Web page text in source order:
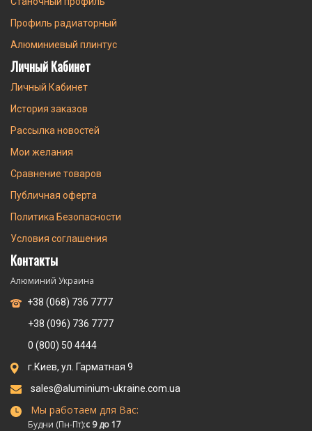
Профиль радиаторный
Алюминиевый плинтус
Личный Кабинет
Личный Кабинет
История заказов
Рассылка новостей
Мои желания
Сравнение товаров
Публичная оферта
Политика Безопасности
Условия соглашения
Контакты
Алюминий Украина
+38 (068) 736 7777
+38 (096) 736 7777
0 (800) 50 4444
г.Киев, ул. Гарматная 9
sales@aluminium-ukraine.com.ua
Мы работаем для Вас:
Будни (Пн-Пт):с 9 до 17